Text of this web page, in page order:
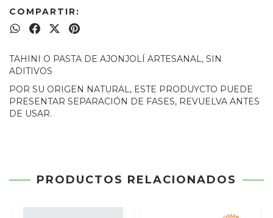
COMPARTIR:
TAHINI O PASTA DE AJONJOLÍ ARTESANAL, SIN
ADITIVOS
POR SU ORIGEN NATURAL, ESTE PRODUYCTO PUEDE
PRESENTAR SEPARACIÓN DE FASES, REVUELVA ANTES
DE USAR.
PRODUCTOS RELACIONADOS